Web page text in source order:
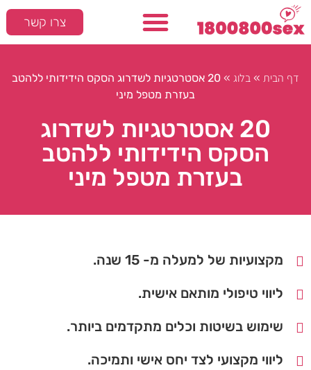
צרו קשר
דף הבית » בלוג »
20 אסטרטגיות לשדרוג הסקס הידידותי ללהטב
בעזרת מטפל מיני
20 אסטרטגיות לשדרוג
הסקס הידידותי ללהטב
בעזרת מטפל מיני
מקצועיות של למעלה מ- 15 שנה.
ליווי טיפולי מותאם אישית.
שימוש בשיטות וכלים מתקדמים ביותר.
ליווי מקצועי לצד יחס אישי ותמיכה.